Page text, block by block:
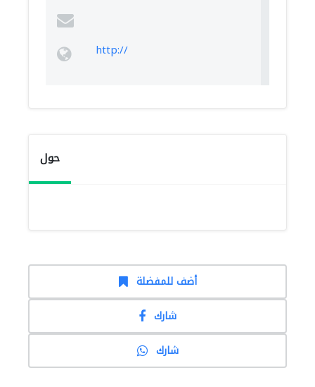
http://
حول
أضف للمفضلة
شارك
شارك